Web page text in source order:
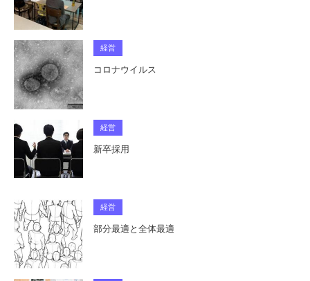
経営
コロナウイルス
経営
新卒採用
経営
部分最適と全体最適